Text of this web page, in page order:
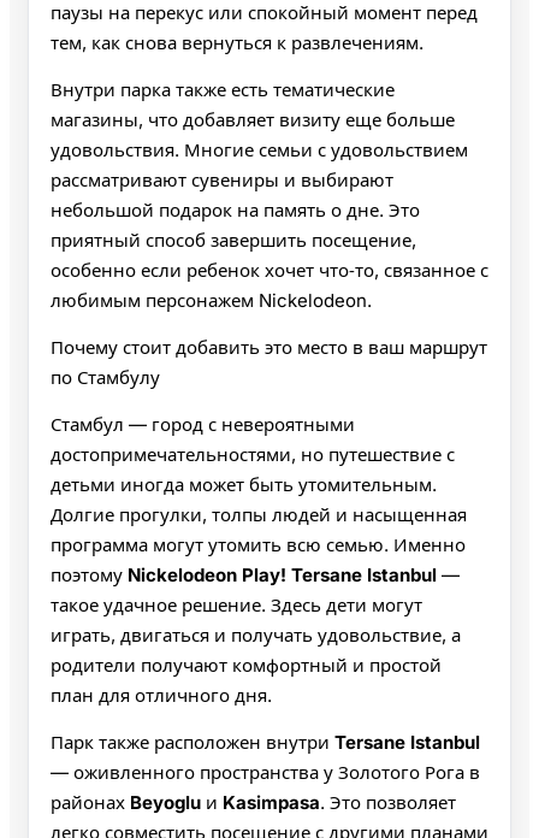
паузы на перекус или спокойный момент перед
тем, как снова вернуться к развлечениям.
Внутри парка также есть тематические
магазины, что добавляет визиту еще больше
удовольствия. Многие семьи с удовольствием
рассматривают сувениры и выбирают
небольшой подарок на память о дне. Это
приятный способ завершить посещение,
особенно если ребенок хочет что‑то, связанное с
любимым персонажем Nickelodeon.
Почему стоит добавить это место в ваш маршрут
по Стамбулу
Стамбул — город с невероятными
достопримечательностями, но путешествие с
детьми иногда может быть утомительным.
Долгие прогулки, толпы людей и насыщенная
программа могут утомить всю семью. Именно
поэтому Nickelodeon Play! Tersane Istanbul —
такое удачное решение. Здесь дети могут
играть, двигаться и получать удовольствие, а
родители получают комфортный и простой
план для отличного дня.
Парк также расположен внутри Tersane Istanbul
— оживленного пространства у Золотого Рога в
районах Beyoglu и Kasimpasa. Это позволяет
легко совместить посещение с другими планами